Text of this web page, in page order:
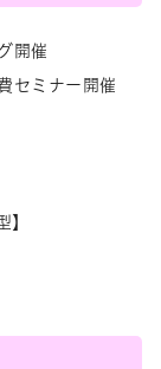
開催
セミナー開催